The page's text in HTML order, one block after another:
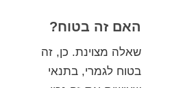
האם זה בטוח?
שאלה מצוינת. כן, זה
בטוח לגמרי, בתנאי